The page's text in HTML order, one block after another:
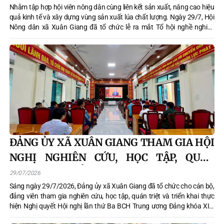
Nhằm tập hợp hội viên nông dân cùng liên kết sản xuất, nâng cao hiệu
quả kinh tế và xây dựng vùng sản xuất lúa chất lượng. Ngày 29/7, Hội
Nông dân xã Xuân Giang đã tổ chức lễ ra mắt Tổ hội nghề nghiệp
trồng lúa nếp cái hoa vàng thôn Quyền.
ĐẢNG ỦY XÃ XUÂN GIANG THAM GIA HỘI
NGHỊ NGHIÊN CỨU, HỌC TẬP, QUÁN
TRIỆT VÀ TRIỂN KHAI THỰC HIỆN NGHỊ
QUYẾT HỘI NGHỊ LẦN THỨ BA BAN CHẤP
HÀNH TRUNG ƯƠNG ĐẢNG KHÓA XIV
29/07/2026
Sáng ngày 29/7/2026, Đảng ủy xã Xuân Giang đã tổ chức cho cán bộ,
đảng viên tham gia nghiên cứu, học tập, quán triệt và triển khai thực
hiện Nghị quyết Hội nghị lần thứ Ba BCH Trung ương Đảng khóa XIV.
Chủ trì tại điểm cầu xã có đồng chí Trần Trung Thành, Bí thư Đảng ủy,